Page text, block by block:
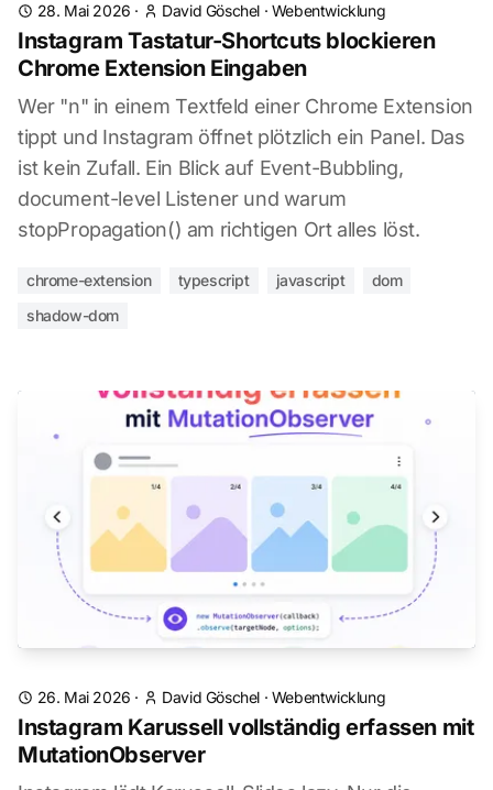
28. Mai 2026 · David Göschel · Webentwicklung
Instagram Tastatur-Shortcuts blockieren
Chrome Extension Eingaben
Wer "n" in einem Textfeld einer Chrome Extension
tippt und Instagram öffnet plötzlich ein Panel. Das
ist kein Zufall. Ein Blick auf Event-Bubbling,
document-level Listener und warum
stopPropagation() am richtigen Ort alles löst.
chrome-extension typescript javascript
dom
shadow-dom
26. Mai 2026 · David Göschel · Webentwicklung
Instagram Karussell vollständig erfassen mit
MutationObserver